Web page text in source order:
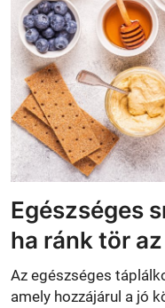
Kert
Receptek
Fogyókúra
Galéria
Betegségek
Gyógynövénybolt
Egészséges
ha ránk tör
Az egészséges
amely hozzájárul a jó